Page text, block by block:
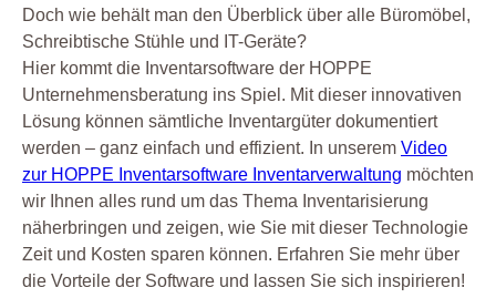
Doch wie behält man den Überblick über alle Büromöbel,
Schreibtische Stühle und IT-Geräte?
Hier kommt die Inventarsoftware der HOPPE
Unternehmensberatung ins Spiel. Mit dieser innovativen
Lösung können sämtliche Inventargüter dokumentiert
werden – ganz einfach und effizient. In unserem Video
zur HOPPE Inventarsoftware Inventarverwaltung möchten
wir Ihnen alles rund um das Thema Inventarisierung
näherbringen und zeigen, wie Sie mit dieser Technologie
Zeit und Kosten sparen können. Erfahren Sie mehr über
die Vorteile der Software und lassen Sie sich inspirieren!